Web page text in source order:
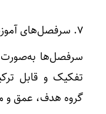
۷. سرفصل‌های آموزشی (قابل تدریس)
سرفصل‌ها به‌صورت
تفکیک و قابل
گروه هدف، عمق و